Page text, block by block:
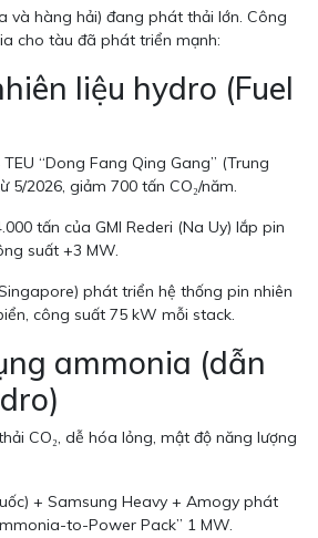
và hàng hải) đang phát thải lớn. Công
cho tàu đã phát triển mạnh:
liệu hydro (Fuel
“Dong Fang Qing Gang” (Trung
5/2026, giảm 700 tấn CO₂/năm.
tấn của GMI Rederi (Na Uy) lắp pin
suất +3 MW.
phát triển hệ thống pin nhiên
công suất 75 kW mỗi stack.
ammonia (dẫn
CO₂, dễ hóa lỏng, mật độ năng lượng
+ Samsung Heavy + Amogy phát
to-Power Pack” 1 MW.